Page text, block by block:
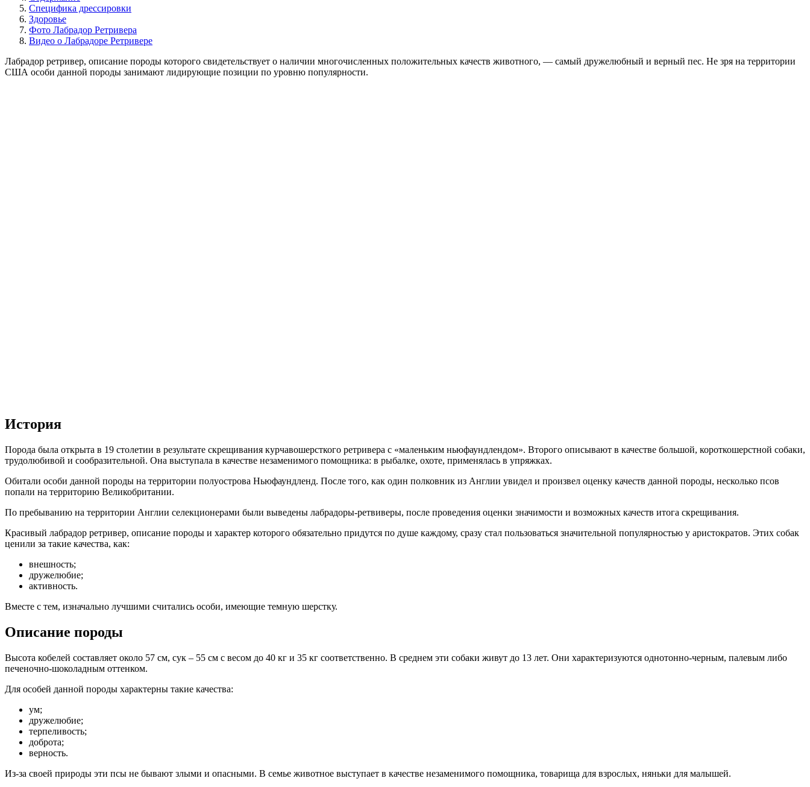
Специфика дрессировки
Здоровье
Фото Лабрадор Ретривера
Видео о Лабрадоре Ретривере
Лабрадор ретривер, описание породы которого свидетельствует о наличии многочисленных положительных качеств животного, — самый дружелюбный и верный пес. Не зря на территории
США особи данной породы занимают лидирующие позиции по уровню популярности.
История
Порода была открыта в 19 столетии в результате скрещивания курчавошерсткого ретривера с «маленьким ньюфаундлендом». Второго описывают в качестве большой, короткошерстной собаки,
трудолюбивой и сообразительной. Она выступала в качестве незаменимого помощника: в рыбалке, охоте, применялась в упряжках.
Обитали особи данной породы на территории полуострова Ньюфаундленд. После того, как один полковник из Англии увидел и произвел оценку качеств данной породы, несколько псов
попали на территорию Великобритании.
По пребыванию на территории Англии селекционерами были выведены лабрадоры-ретвиверы, после проведения оценки значимости и возможных качеств итога скрещивания.
Красивый лабрадор ретривер, описание породы и характер которого обязательно придутся по душе каждому, сразу стал пользоваться значительной популярностью у аристократов. Этих собак
ценили за такие качества, как:
внешность;
дружелюбие;
активность.
Вместе с тем, изначально лучшими считались особи, имеющие темную шерстку.
Описание породы
Высота кобелей составляет около 57 см, сук – 55 см с весом до 40 кг и 35 кг соответственно. В среднем эти собаки живут до 13 лет. Они характеризуются однотонно-черным, палевым либо
печеночно-шоколадным оттенком.
Для особей данной породы характерны такие качества:
ум;
дружелюбие;
терпеливость;
доброта;
верность.
Из-за своей природы эти псы не бывают злыми и опасными. В семье животное выступает в качестве незаменимого помощника, товарища для взрослых, няньки для малышей.